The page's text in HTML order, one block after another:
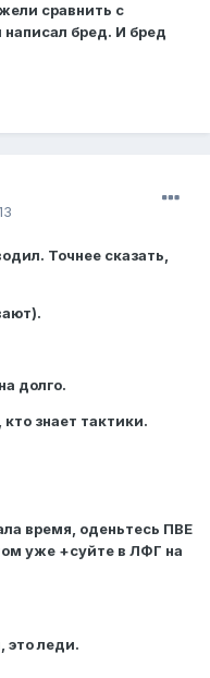
сравнить с
бред. И бред
Точнее сказать,
долго.
знает тактики.
время, оденьтесь ПВЕ
уже +суйте в ЛФГ на
леди.